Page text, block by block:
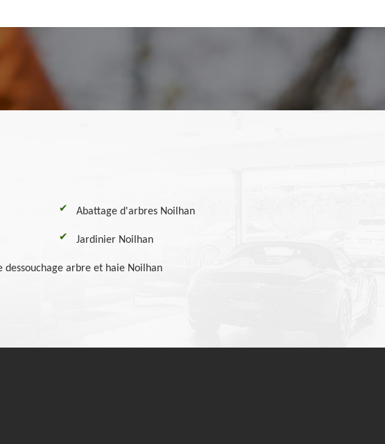
Abattage d'arbres Noilhan
Jardinier Noilhan
dessouchage arbre et haie Noilhan